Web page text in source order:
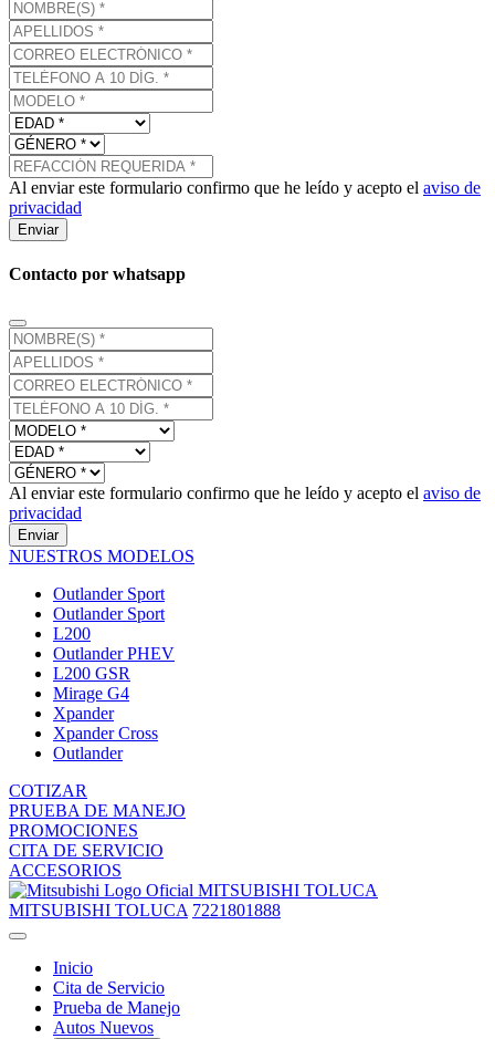
Al enviar este formulario confirmo que he leído y acepto el aviso de
privacidad
Enviar
Contacto por whatsapp
Al enviar este formulario confirmo que he leído y acepto el aviso de
privacidad
Enviar
NUESTROS MODELOS
Outlander Sport
Outlander Sport
L200
Outlander PHEV
L200 GSR
Mirage G4
Xpander
Xpander Cross
Outlander
COTIZAR
PRUEBA DE MANEJO
PROMOCIONES
CITA DE SERVICIO
ACCESORIOS
MITSUBISHI TOLUCA
MITSUBISHI TOLUCA 7221801888
Inicio
Cita de Servicio
Prueba de Manejo
Autos Nuevos